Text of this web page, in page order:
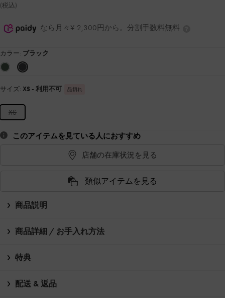
(税込)
なら月々¥ 2,300円から。分割手数料無料
カラー: ブラック
サイズ: XS - 利用不可 品切れ
XS
このアイテムを見ている人におすすめ
店舗の在庫状況を見る
類似アイテムを見る
商品説明
商品詳細 / お手入れ方法
特典
配送 & 返品